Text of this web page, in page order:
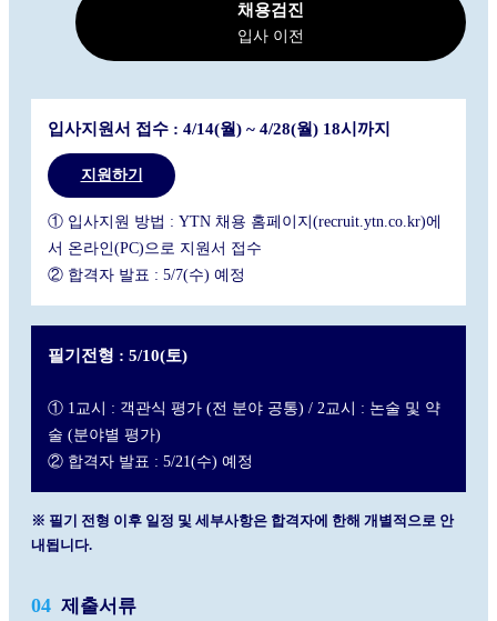
채용검진
입사 이전
입사지원서 접수 : 4/14(월) ~ 4/28(월) 18시까지
지원하기
① 입사지원 방법 : YTN 채용 홈페이지(recruit.ytn.co.kr)에
서 온라인(PC)으로 지원서 접수
② 합격자 발표 : 5/7(수) 예정
필기전형 : 5/10(토)
① 1교시 : 객관식 평가 (전 분야 공통) / 2교시 : 논술 및 약
술 (분야별 평가)
② 합격자 발표 : 5/21(수) 예정
※ 필기 전형 이후 일정 및 세부사항은 합격자에 한해 개별적으로 안
내됩니다.
04 제출서류